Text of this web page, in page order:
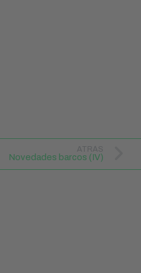
ATRÁS
Novedades barcos (IV)